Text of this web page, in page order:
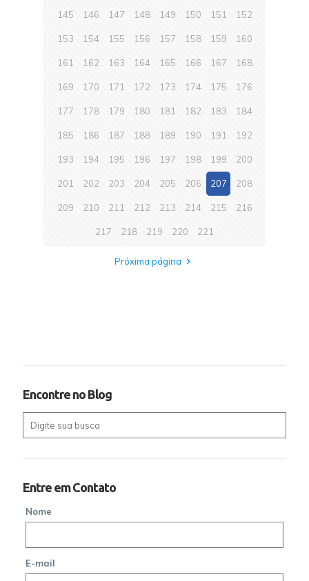
145 146 147 148 149 150 151 152
153 154 155 156 157 158 159 160
161 162 163 164 165 166 167 168
169 170 171 172 173 174 175 176
177 178 179 180 181 182 183 184
185 186 187 188 189 190 191 192
193 194 195 196 197 198 199 200
201 202 203 204 205 206 207 208
209 210 211 212 213 214 215 216
217 218 219 220 221
Próxima página
Encontre no Blog
Entre em Contato
Nome
E-mail